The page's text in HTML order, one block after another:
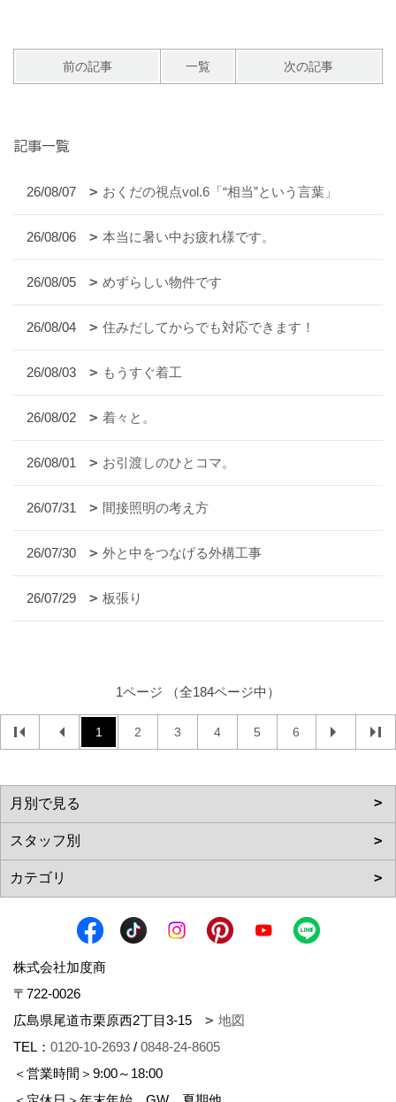
前の記事 一覧 次の記事
記事一覧
26/08/07 おくだの視点vol.6「“相当”という言葉」
26/08/06 本当に暑い中お疲れ様です。
26/08/05 めずらしい物件です
26/08/04 住みだしてからでも対応できます！
26/08/03 もうすぐ着工
26/08/02 着々と。
26/08/01 お引渡しのひとコマ。
26/07/31 間接照明の考え方
26/07/30 外と中をつなげる外構工事
26/07/29 板張り
1ページ （全184ページ中）
1 2 3 4 5 6
株式会社加度商
〒722-0026
広島県尾道市栗原西2丁目3-15
地図
TEL： 0120-10-2693 / 0848-24-8605
＜営業時間＞9:00～18:00